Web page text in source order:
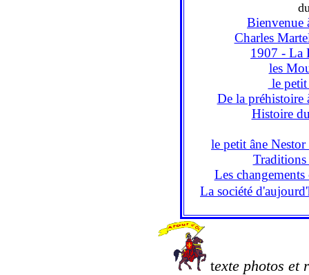
Bienvenue
Charles
1907 - La
les
le
De la préhistoire
Histoire
le petit âne
Traditions
Les
La société
texte photos